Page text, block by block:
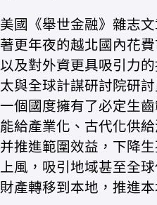
美國《舉世金融》雜志
著更年夜的越北國內花
以及對外資更具吸引力
太與全球計謀研討院研
一個國度擁有了必定生齒
能給產業化、古代化供
并推進範圍效益，下降
上風，吸引地域甚至全
財產轉移到本地，推進